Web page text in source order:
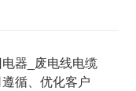
器_废电线电缆
循、优化客户